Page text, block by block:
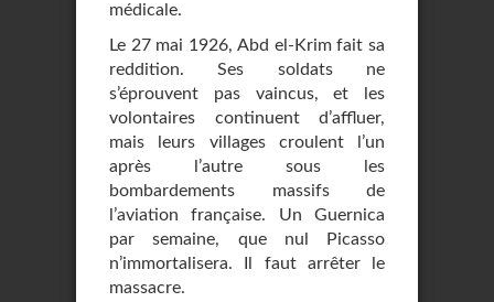
médicale.
Le 27 mai 1926, Abd el-Krim fait sa
reddition. Ses soldats ne
s’éprouvent pas vaincus, et les
volontaires continuent d’affluer,
mais leurs villages croulent l’un
après l’autre sous les
bombardements massifs de
l’aviation française. Un Guernica
par semaine, que nul Picasso
n’immortalisera. Il faut arrêter le
massacre.